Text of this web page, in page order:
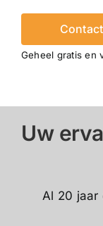
Geheel gratis en
Uw
Al 20 jaar